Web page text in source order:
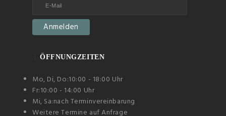
ÖFFNUNGZEITEN
Mo, Di, Do:10:00 - 18:00 Uhr
Fr:10:00 - 14:00 Uhr
Mi, Sa:nach Terminvereinbarung
Weitere Termine auf Anfrage